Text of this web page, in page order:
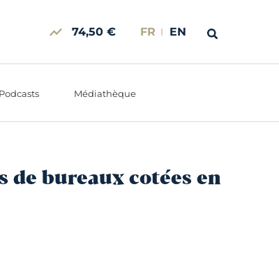
74,50 € FR EN
Podcasts Médiathèque
de bureaux cotées en